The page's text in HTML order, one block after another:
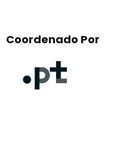
Coordenado Por